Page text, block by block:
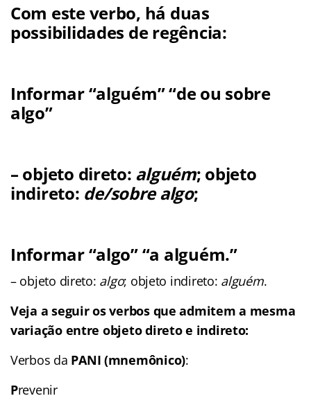
Com este verbo, há duas
possibilidades de regência:
Informar“alguém” “de ou sobre
algo”
– objeto direto: alguém; objeto
indireto: de/sobre algo;
Informar“algo” “a alguém.”
– objeto direto: algo; objeto indireto: alguém.
Veja a seguir os verbos que admitem a mesma
variação entre objeto direto e indireto:
Verbos da PANI (mnemônico):
Prevenir